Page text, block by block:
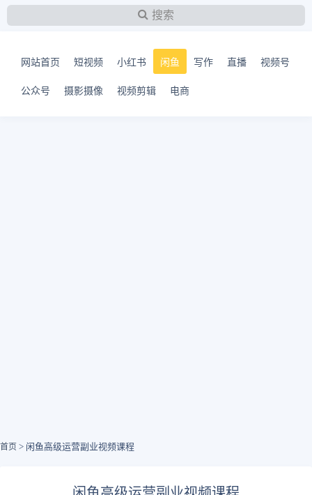
搜索
网站首页 短视频 小红书 闲鱼 写作 直播 视频号
公众号 摄影摄像 视频剪辑 电商
首页 > 闲鱼高级运营副业视频课程